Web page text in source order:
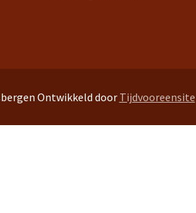
Ontwikkeld doorTijdvooreensite